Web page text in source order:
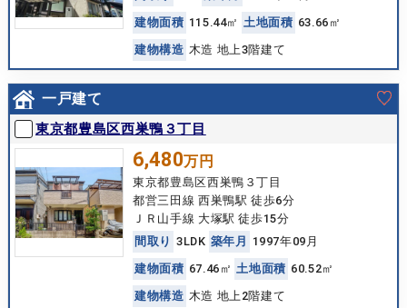
建物面積 115.44㎡ 土地面積 63.66㎡
建物構造 木造 地上3階建て
一戸建て
東京都豊島区西巣鴨３丁目
6,480万円
東京都豊島区西巣鴨３丁目
都営三田線 西巣鴨駅 徒歩6分
ＪＲ山手線 大塚駅 徒歩15分
間 取 り 3LDK 築年 月
1997年09月
建物面積 67.46㎡ 土地面積 60.52㎡
建物構造 木造 地上2階建て